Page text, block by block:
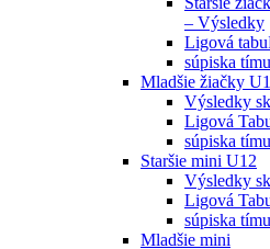
– Výsledky
Ligová
súpiska tímu
Mladšie žiačky
Výsledky
Ligová
súpiska tímu
Staršie mini U12
Výsledky
Ligová
súpiska tímu
Mladšie mini